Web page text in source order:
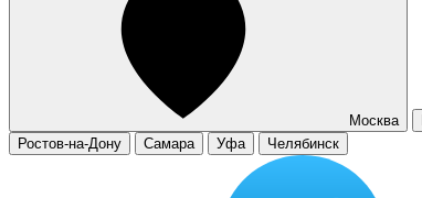
Москва
Ростов-на-Дону
Самара Уфа Челябинск